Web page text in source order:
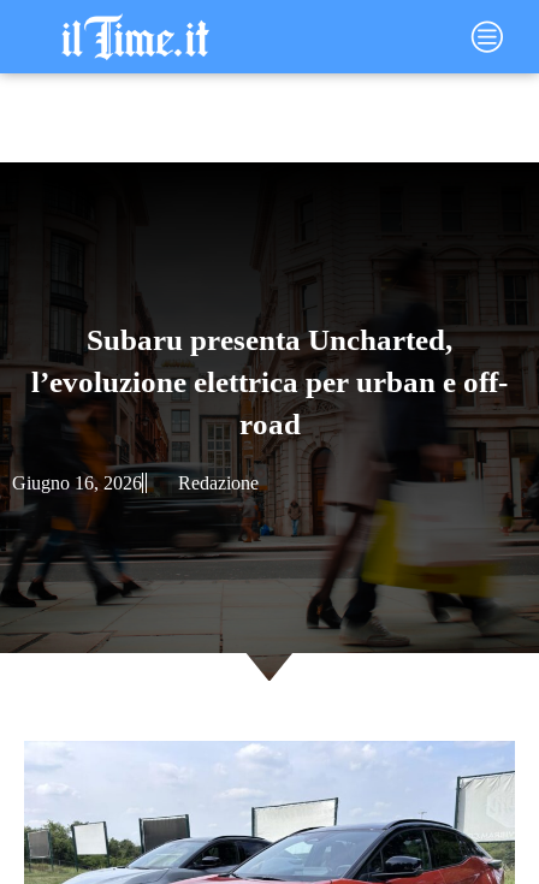
contenuto
Main
Menu
Subaru presenta Uncharted,
l’evoluzione elettrica per urban e off-
road
Giugno 16, 2026 Redazione